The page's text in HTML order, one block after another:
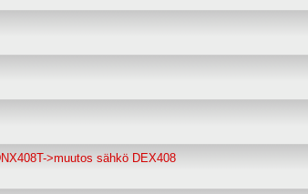
>muutos sähkö DEX408